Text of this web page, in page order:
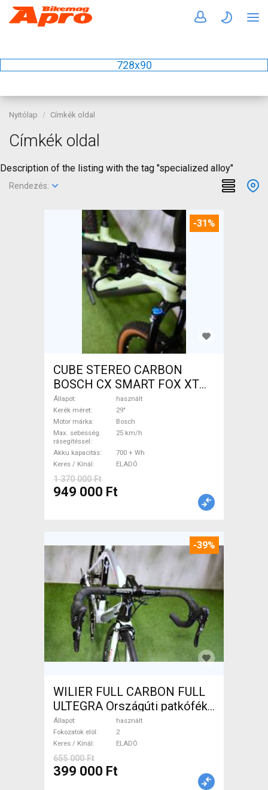
728x90
Nyitólap Címkék oldal
Címkék oldal
Description of the listing with the tag "specialized alloy"
Rendezés:
-31%
CUBE STEREO CARBON
BOSCH CX SMART FOX XT
Elektromos Mountain Bike
29" össztelós / fully Bosch
használt ELADÓ
Állapot
használt
Kerék méret
29"
Motor márka
Bosch
Max. sebesség
rásegítéssel
25 km/h
Akku kapacitás
700 + Wh
Keres / Kínál
ELADÓ
1 370 000 Ft
949 000 Ft
-39%
WILIER FULL CARBON FULL
ULTEGRA Országúti patkófék
használt ELADÓ
Állapot
használt
Fokozatok elöl
2
Keres / Kínál
ELADÓ
655 000 Ft
399 000 Ft